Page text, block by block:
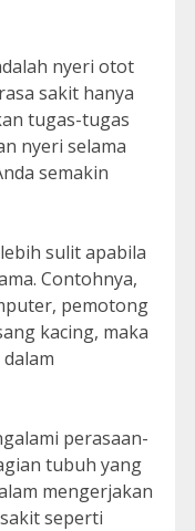
nyeri otot
sakit hanya
tugas-tugas
nyeri selama
semakin
sulit apabila
Contohnya,
pemotong
kacing, maka
perasaan-
tubuh yang
mengerjakan
seperti